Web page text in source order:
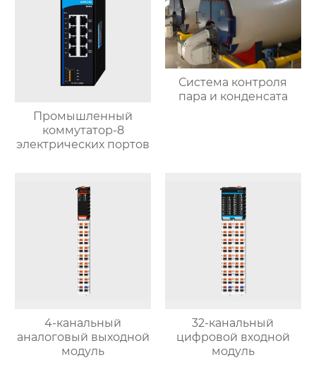
Промышленный
коммутатор-8
электрических портов
Система контроля
пара и конденсата
4-канальный
аналоговый выходной
модуль
32-канальный
цифровой входной
модуль